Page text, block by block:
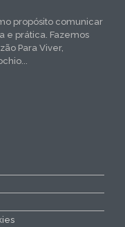
propósito comunicar
e prática. Fazemos
Para Viver,